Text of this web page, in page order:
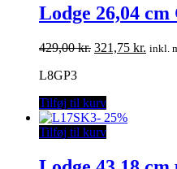
Lodge 26,04
429,00kr. Den
429,00 kr..
321,75 kr. Den
inkl.
L8GP3
Tilføj til kurv
- 25%
Tilføj til kurv